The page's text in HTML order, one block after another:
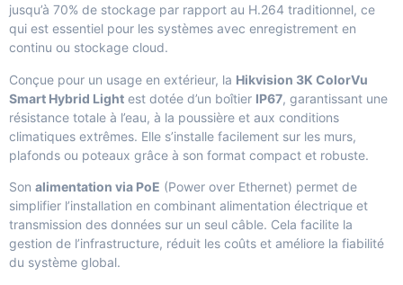
jusqu’à 70% de stockage par rapport au H.264 traditionnel, ce
qui est essentiel pour les systèmes avec enregistrement en
continu ou stockage cloud.
Conçue pour un usage en extérieur, la Hikvision 3K ColorVu
Smart Hybrid Light est dotée d’un boîtier IP67, garantissant une
résistance totale à l’eau, à la poussière et aux conditions
climatiques extrêmes. Elle s’installe facilement sur les murs,
plafonds ou poteaux grâce à son format compact et robuste.
Son alimentation via PoE (Power over Ethernet) permet de
simplifier l’installation en combinant alimentation électrique et
transmission des données sur un seul câble. Cela facilite la
gestion de l’infrastructure, réduit les coûts et améliore la fiabilité
du système global.